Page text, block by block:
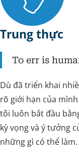
Trung thực
To err is
Dù đã triển khai
rõ giới hạn của
tôi luôn bắt đầu
kỳ vọng và ý tưởng
những gì có thể làm.